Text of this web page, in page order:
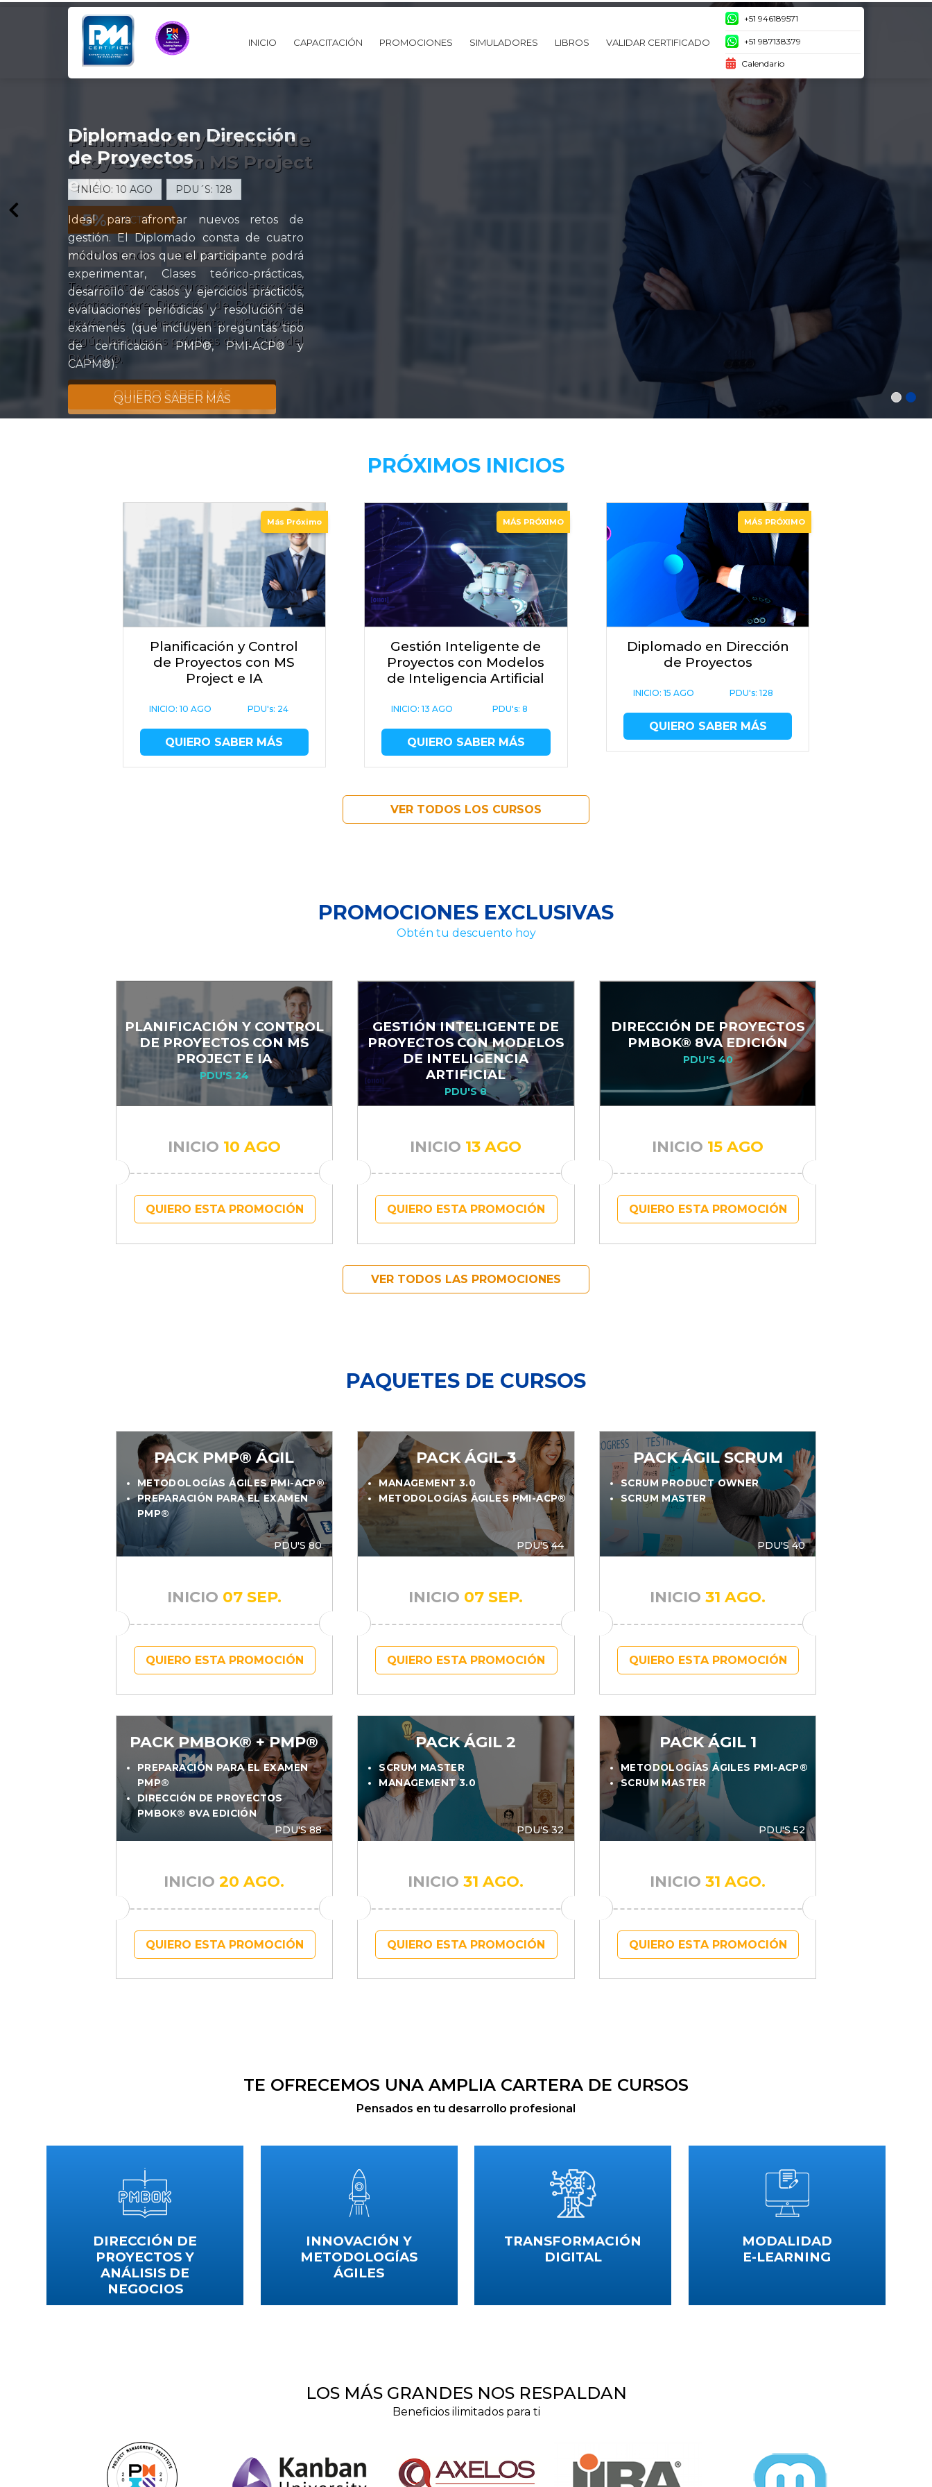
INICIO CAPACITACIÓN PROMOCIONES SIMULADORES LIBROS VALIDAR CERTIFICADO
+51 946189571
+51 987138379
Calendario
Diplomado en Dirección
de Proyectos
INICIO: 10 AGO PDU´S: 128
Ideal para afrontar nuevos retos de
gestión. El Diplomado consta de cuatro
módulos en los que el participante podrá
experimentar, Clases teórico-prácticas,
desarrollo de casos y ejercicios prácticos,
evaluaciones periódicas y resolución de
exámenes (que incluyen preguntas tipo
de certificación PMP®, PMI-ACP® y
CAPM®).
QUIERO SABER MÁS
PRÓXIMOS INICIOS
Más Próximo
Planificación y Control
de Proyectos con MS
Project e IA
INICIO:10 AGO PDU's: 24
QUIERO SABER MÁS
MÁS PRÓXIMO
Gestión Inteligente de
Proyectos con Modelos
de Inteligencia Artificial
INICIO:13 AGO PDU's: 8
QUIERO SABER MÁS
MÁS PRÓXIMO
Diplomado en Dirección
de Proyectos
INICIO:15 AGO PDU's: 128
QUIERO SABER MÁS
VER TODOS LOS CURSOS
PROMOCIONES EXCLUSIVAS
Obtén tu descuento hoy
PLANIFICACIÓN Y CONTROL
DE PROYECTOS CON MS
PROJECT E IA
PDU'S 24
INICIO 10 AGO
QUIERO ESTA PROMOCIÓN
GESTIÓN INTELIGENTE DE
PROYECTOS CON MODELOS
DE INTELIGENCIA
ARTIFICIAL
PDU'S 8
INICIO 13 AGO
QUIERO ESTA PROMOCIÓN
DIRECCIÓN DE PROYECTOS
PMBOK® 8VA EDICIÓN
PDU'S 40
INICIO 15 AGO
QUIERO ESTA PROMOCIÓN
VER TODOS LAS PROMOCIONES
PAQUETES DE CURSOS
PACK PMP® ÁGIL
METODOLOGÍAS ÁGILES PMI-ACP®
PREPARACIÓN PARA EL EXAMEN
PMP®
PDU'S 80
INICIO 07 SEP.
QUIERO ESTA PROMOCIÓN
PACK ÁGIL 3
MANAGEMENT 3.0
METODOLOGÍAS ÁGILES PMI-ACP®
PDU'S 44
INICIO 07 SEP.
QUIERO ESTA PROMOCIÓN
PACK ÁGIL SCRUM
SCRUM PRODUCT OWNER
SCRUM MASTER
PDU'S 40
INICIO 31 AGO.
QUIERO ESTA PROMOCIÓN
PACK PMBOK® + PMP®
PREPARACIÓN PARA EL EXAMEN
PMP®
DIRECCIÓN DE PROYECTOS
PMBOK® 8VA EDICIÓN
PDU'S 88
INICIO 20 AGO.
QUIERO ESTA PROMOCIÓN
PACK ÁGIL 2
SCRUM MASTER
MANAGEMENT 3.0
PDU'S 32
INICIO 31 AGO.
QUIERO ESTA PROMOCIÓN
PACK ÁGIL 1
METODOLOGÍAS ÁGILES PMI-ACP®
SCRUM MASTER
PDU'S 52
INICIO 31 AGO.
QUIERO ESTA PROMOCIÓN
TE OFRECEMOS UNA AMPLIA CARTERA DE CURSOS
Pensados en tu desarrollo profesional
DIRECCIÓN DE
PROYECTOS Y
ANÁLISIS DE
NEGOCIOS
INNOVACIÓN Y
METODOLOGÍAS
ÁGILES
TRANSFORMACIÓN
DIGITAL
implementación dinámica de las nuevas
MODALIDAD
E-LEARNING
LOS MÁS GRANDES NOS RESPALDAN
Beneficios ilimitados para ti